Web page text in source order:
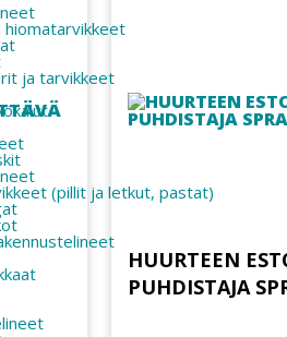
hiomatarvikkeet
ja tarvikkeet
(pillit ja letkut, pastat)
HUURTEEN
PUHDISTAJA